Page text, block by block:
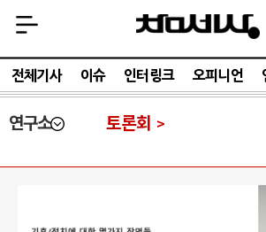
전체기사 이슈 인터링크 오피니언
연구소 토론회